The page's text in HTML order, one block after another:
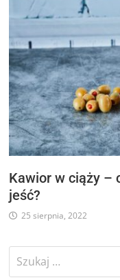
Kawior w ciąży –
jeść?
25 sierpnia, 2022
Szukaj: